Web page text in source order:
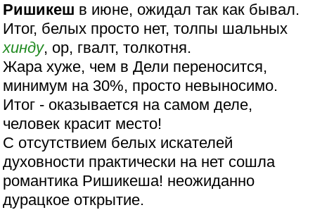
Ришикеш в июне, ожидал так как бывал.
Итог, белых просто нет, толпы шальных
хинду, ор, гвалт, толкотня.
Жара хуже, чем в Дели переносится,
минимум на 30%, просто невыносимо.
Итог - оказывается на самом деле,
человек красит место!
С отсутствием белых искателей
духовности практически на нет сошла
романтика Ришикеша! неожиданно
дурацкое открытие.